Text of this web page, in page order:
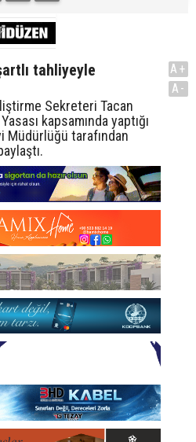
tahliyeyle
Sekreteri Tacan
kapsamında yaptığı
Müdürlüğü tarafından
A+
A-